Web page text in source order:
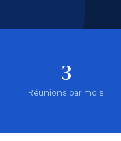
3
Réunions par mois